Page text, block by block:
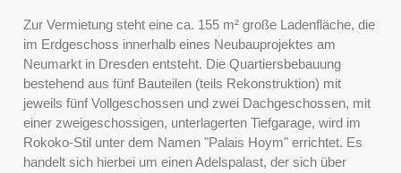
Zur Vermietung steht eine ca. 155 m² große Ladenfläche, die
im Erdgeschoss innerhalb eines Neubauprojektes am
Neumarkt in Dresden entsteht. Die Quartiersbebauung
bestehend aus fünf Bauteilen (teils Rekonstruktion) mit
jeweils fünf Vollgeschossen und zwei Dachgeschossen, mit
einer zweigeschossigen, unterlagerten Tiefgarage, wird im
Rokoko-Stil unter dem Namen "Palais Hoym" errichtet. Es
handelt sich hierbei um einen Adelspalast, der sich über